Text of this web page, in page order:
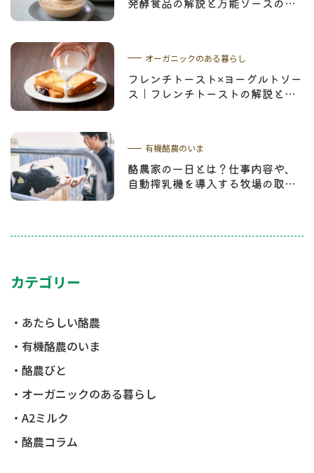
オーガニックのある暮らし
フレンチトースト×ヨーグルトソー
ス｜フレンチトーストの解説とお
有機酪農のいま
酪農家の一日とは？仕事内容や、
自動搾乳機を導入する牧場の取り
カテゴリー
あたらしい酪農
有機酪農のいま
酪農びと
オーガニックのある暮らし
A2ミルク
酪農コラム